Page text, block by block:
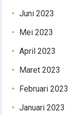
Juni 2023
Mei 2023
April 2023
Maret 2023
Februari 2023
Januari 2023